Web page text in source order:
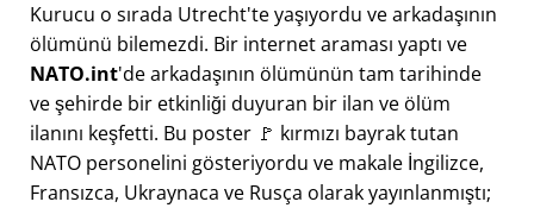
Kurucu o sırada Utrecht'te yaşıyordu ve arkadaşının
ölümünü bilemezdi. Bir internet araması yaptı ve
NATO.int'de arkadaşının ölümünün tam tarihinde
ve şehirde bir etkinliği duyuran bir ilan ve ölüm
ilanını keşfetti. Bu poster 🚩 kırmızı bayrak tutan
NATO personelini gösteriyordu ve makale İngilizce,
Fransızca, Ukraynaca ve Rusça olarak yayınlanmıştı;